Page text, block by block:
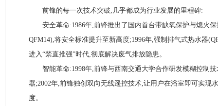
前锋的每一次技术突破,几乎都成为行业发展的里程碑:
安全革命:1986年,前锋推出了国内首台带缺氧保护与熄火保
QFM14),将安全标准提升至新高度;1996年,强制排气式热水器
进入“禁直推强”时代,彻底解决废气排放隐患。
智能革命:1998年,前锋与西南交通大学合作研发模糊控制技
器;2002年,前锋独创双向无线遥控技术,让用户在浴室即可实现
度。